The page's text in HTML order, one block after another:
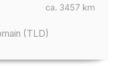
ca. 3457 km
(TLD)